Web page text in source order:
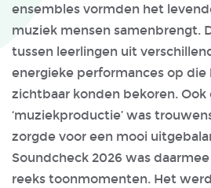
ensembles vormden het
muziek mensen samenbrengt.
tussen leerlingen uit
energieke performances op
zichtbaar konden bekoren. Ook
‘muziekproductie’ was
zorgde voor een mooi
Soundcheck 2026 was
reeks toonmomenten. Het